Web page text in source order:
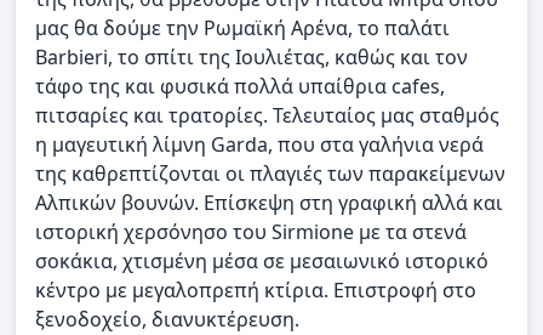
μας θα δούμε την Ρωμαϊκή Αρένα, το παλάτι
Barbieri, το σπίτι της Ιουλιέτας, καθώς και τον
τάφο της και φυσικά πολλά υπαίθρια cafes,
πιτσαρίες και τρατορίες. Τελευταίος μας σταθμός
η μαγευτική λίμνη Garda, που στα γαλήνια νερά
της καθρεπτίζονται οι πλαγιές των παρακείμενων
Αλπικών βουνών. Επίσκεψη στη γραφική αλλά και
ιστορική χερσόνησο του Sirmione με τα στενά
σοκάκια, χτισμένη μέσα σε μεσαιωνικό ιστορικό
κέντρο με μεγαλοπρεπή κτίρια. Επιστροφή στο
ξενοδοχείο, διανυκτέρευση.